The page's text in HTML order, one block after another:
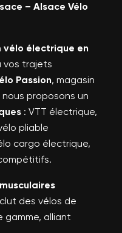
– Alsace Vélo
vélo électrique en
vos trajets
Passion, magasin
nous proposons un
: VTT électrique,
pliable
cargo électrique,
des vélos de
gamme, alliant